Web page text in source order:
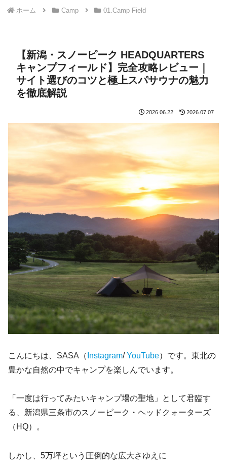
ホーム Camp 01.Camp Field
【新潟・スノーピーク HEADQUARTERS
キャンプフィールド】完全攻略レビュー｜
サイト選びのコツと極上スパサウナの魅力
を徹底解説
2026.06.22 2026.07.07
こんにちは、SASA（ Instagram/YouTube）です。東北の
豊かな自然の中でキャンプを楽しんでいます。
「一度は行ってみたいキャンプ場の聖地」として君臨す
る、新潟県三条市のスノーピーク・ヘッドクォーターズ
（HQ）。
しかし、5万坪という圧倒的な広大さゆえに